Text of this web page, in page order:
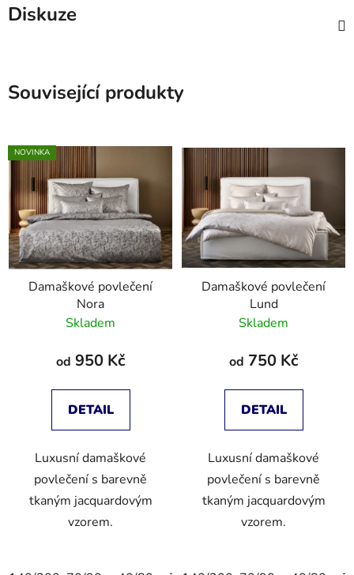
Diskuze
Související produkty
NOVINKA
Damaškové povlečení
Nora
Skladem
od 950 Kč
DETAIL
Luxusní damaškové
povlečení s barevně
tkaným jacquardovým
vzorem.
Damaškové povlečení
Lund
Skladem
od 750 Kč
DETAIL
Luxusní damaškové
povlečení s barevně
tkaným jacquardovým
vzorem.